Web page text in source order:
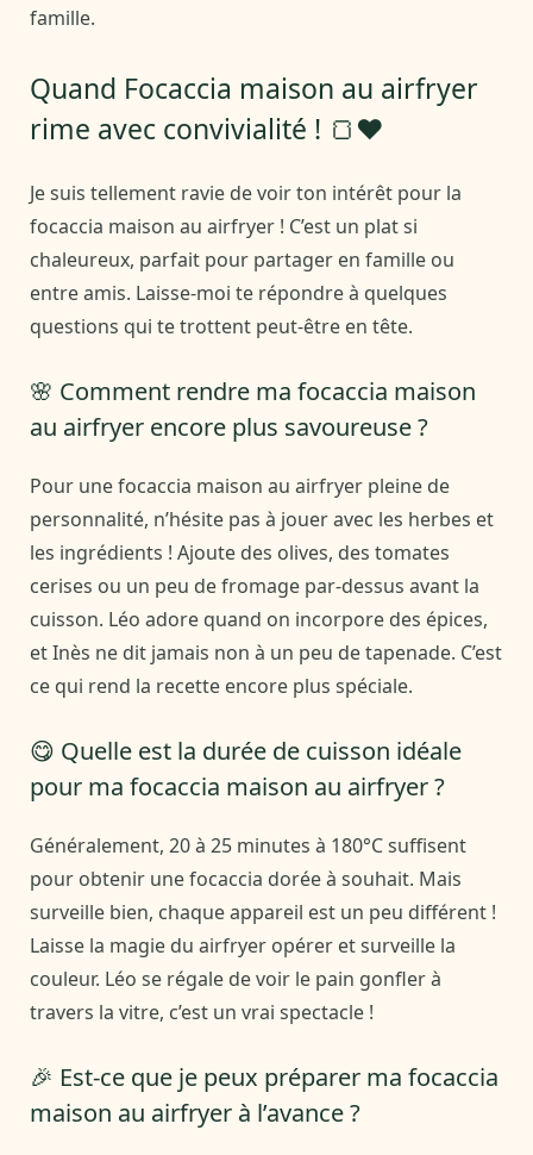
famille.
Quand Focaccia maison au airfryer
rime avec convivialité ! 🍞❤️
Je suis tellement ravie de voir ton intérêt pour la
focaccia maison au airfryer ! C’est un plat si
chaleureux, parfait pour partager en famille ou
entre amis. Laisse-moi te répondre à quelques
questions qui te trottent peut-être en tête.
🌸 Comment rendre ma focaccia maison
au airfryer encore plus savoureuse ?
Pour une focaccia maison au airfryer pleine de
personnalité, n’hésite pas à jouer avec les herbes et
les ingrédients ! Ajoute des olives, des tomates
cerises ou un peu de fromage par-dessus avant la
cuisson. Léo adore quand on incorpore des épices,
et Inès ne dit jamais non à un peu de tapenade. C’est
ce qui rend la recette encore plus spéciale.
😋 Quelle est la durée de cuisson idéale
pour ma focaccia maison au airfryer ?
Généralement, 20 à 25 minutes à 180°C suffisent
pour obtenir une focaccia dorée à souhait. Mais
surveille bien, chaque appareil est un peu différent !
Laisse la magie du airfryer opérer et surveille la
couleur. Léo se régale de voir le pain gonfler à
travers la vitre, c’est un vrai spectacle !
🎉 Est-ce que je peux préparer ma focaccia
maison au airfryer à l’avance ?